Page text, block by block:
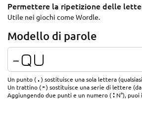
Permettere la ripetizione delle
Utile nei giochi come Wordle.
Modello di parole
Un punto (.) sostituisce una sola lettera
Un trattino (-) sostituisce una serie di lettere
Aggiungendo due punti e un numero (: N°),